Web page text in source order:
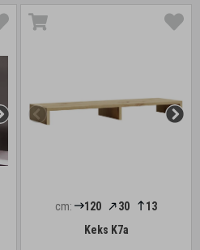
cm: 120 30
13
Keks K7a